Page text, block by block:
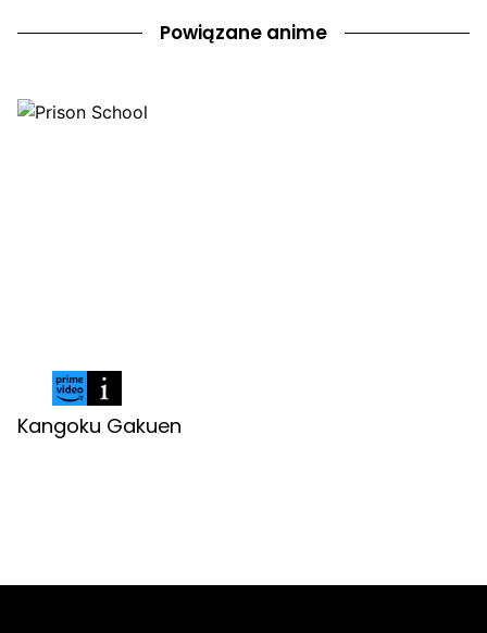
Powiązane anime
Kangoku Gakuen